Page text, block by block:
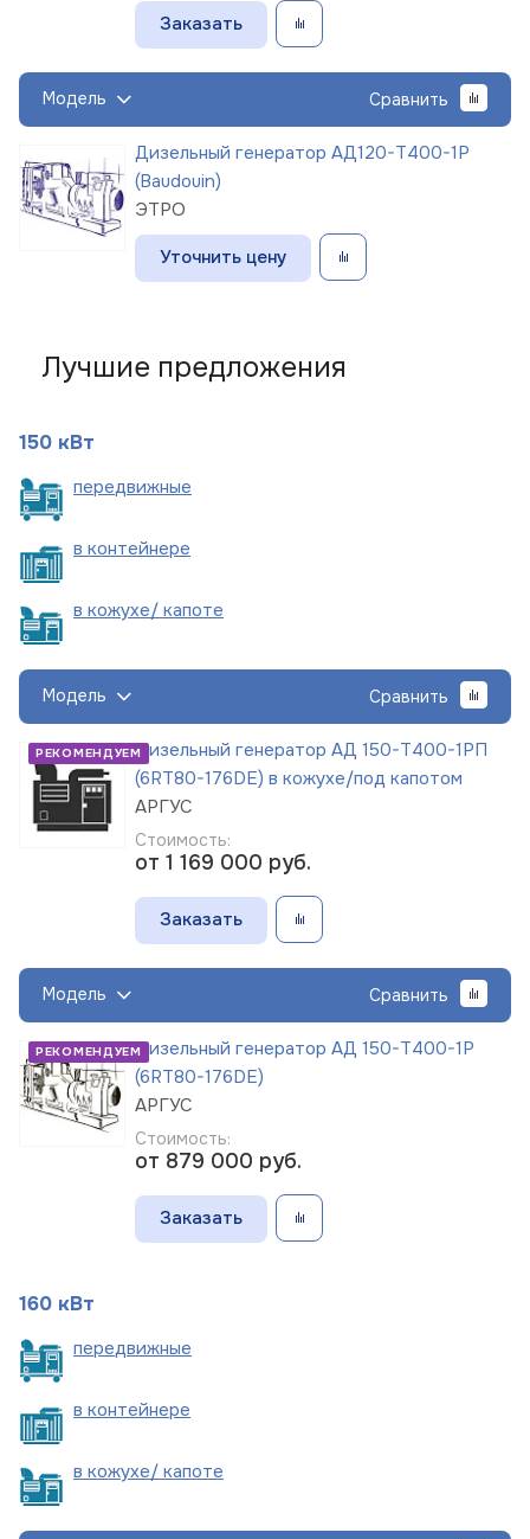
Заказать
Модель Сравнить
Дизельный генератор АД120-Т400-1Р
(Baudouin)
ЭТРО
Уточнить цену
Лучшие предложения
150 кВт
передвижные
в контейнере
в кожухе/ капоте
Модель Сравнить
РЕКОМЕНДУЕМДизельный генератор АД 150-Т400-1РП
(6RT80-176DE) в кожухе/под капотом
АРГУС
Стоимость:
от 1 169 000 руб.
Заказать
Модель Сравнить
РЕКОМЕНДУЕМДизельный генератор АД 150-Т400-1Р
(6RT80-176DE)
АРГУС
Стоимость:
от 879 000 руб.
Заказать
160 кВт
передвижные
в контейнере
в кожухе/ капоте